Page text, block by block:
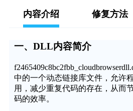
内容介绍 修复方法
一、DLL内容简介
中的一个动态链接库文件，允许
用，减少重复代码的存在，从而
码的效率。